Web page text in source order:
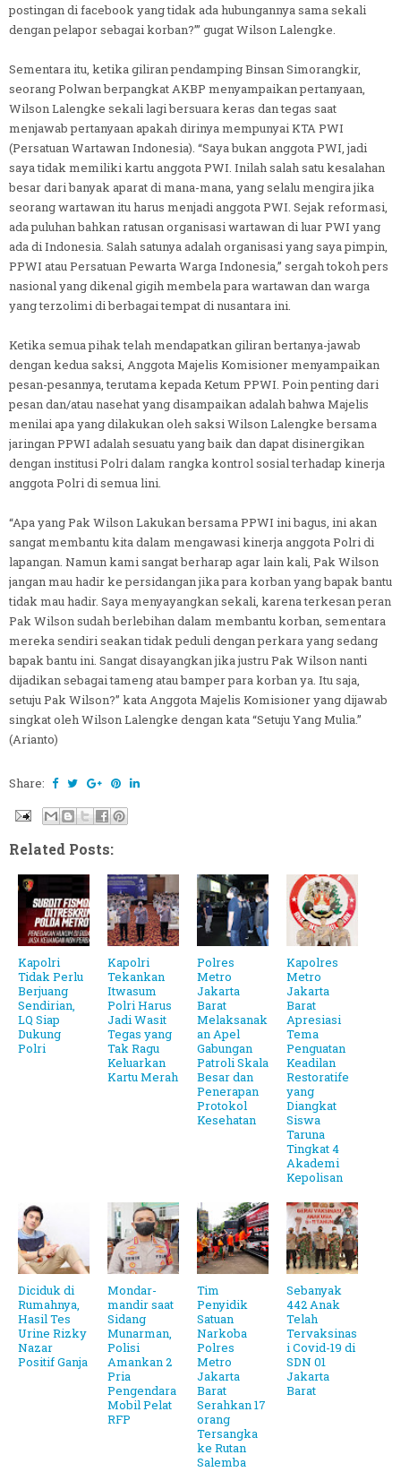
postingan di facebook yang tidak ada hubungannya sama sekali
dengan pelapor sebagai korban?’” gugat Wilson Lalengke.
Sementara itu, ketika giliran pendamping Binsan Simorangkir,
seorang Polwan berpangkat AKBP menyampaikan pertanyaan,
Wilson Lalengke sekali lagi bersuara keras dan tegas saat
menjawab pertanyaan apakah dirinya mempunyai KTA PWI
(Persatuan Wartawan Indonesia). “Saya bukan anggota PWI, jadi
saya tidak memiliki kartu anggota PWI. Inilah salah satu kesalahan
besar dari banyak aparat di mana-mana, yang selalu mengira jika
seorang wartawan itu harus menjadi anggota PWI. Sejak reformasi,
ada puluhan bahkan ratusan organisasi wartawan di luar PWI yang
ada di Indonesia. Salah satunya adalah organisasi yang saya pimpin,
PPWI atau Persatuan Pewarta Warga Indonesia,” sergah tokoh pers
nasional yang dikenal gigih membela para wartawan dan warga
yang terzolimi di berbagai tempat di nusantara ini.
Ketika semua pihak telah mendapatkan giliran bertanya-jawab
dengan kedua saksi, Anggota Majelis Komisioner menyampaikan
pesan-pesannya, terutama kepada Ketum PPWI. Poin penting dari
pesan dan/atau nasehat yang disampaikan adalah bahwa Majelis
menilai apa yang dilakukan oleh saksi Wilson Lalengke bersama
jaringan PPWI adalah sesuatu yang baik dan dapat disinergikan
dengan institusi Polri dalam rangka kontrol sosial terhadap kinerja
anggota Polri di semua lini.
“Apa yang Pak Wilson Lakukan bersama PPWI ini bagus, ini akan
sangat membantu kita dalam mengawasi kinerja anggota Polri di
lapangan. Namun kami sangat berharap agar lain kali, Pak Wilson
jangan mau hadir ke persidangan jika para korban yang bapak bantu
tidak mau hadir. Saya menyayangkan sekali, karena terkesan peran
Pak Wilson sudah berlebihan dalam membantu korban, sementara
mereka sendiri seakan tidak peduli dengan perkara yang sedang
bapak bantu ini. Sangat disayangkan jika justru Pak Wilson nanti
dijadikan sebagai tameng atau bamper para korban ya. Itu saja,
setuju Pak Wilson?” kata Anggota Majelis Komisioner yang dijawab
singkat oleh Wilson Lalengke dengan kata “Setuju Yang Mulia.”
(Arianto)
Share:
Related Posts:
Kapolri
Tidak Perlu
Berjuang
Sendirian,
LQ Siap
Dukung
Polri
Kapolri
Tekankan
Itwasum
Polri Harus
Jadi Wasit
Tegas yang
Tak Ragu
Keluarkan
Kartu Merah
Polres
Metro
Jakarta
Barat
Melaksanak
an Apel
Gabungan
Patroli Skala
Besar dan
Penerapan
Protokol
Kesehatan
Kapolres
Metro
Jakarta
Barat
Apresiasi
Tema
Penguatan
Keadilan
Restoratife
yang
Diangkat
Siswa
Taruna
Tingkat 4
Akademi
Kepolisan
Diciduk di
Rumahnya,
Hasil Tes
Urine Rizky
Nazar
Positif Ganja
Mondar-
mandir saat
Sidang
Munarman,
Polisi
Amankan 2
Pria
Pengendara
Mobil Pelat
RFP
Tim
Penyidik
Satuan
Narkoba
Polres
Metro
Jakarta
Barat
Serahkan 17
orang
Tersangka
ke Rutan
Salemba
Sebanyak
442 Anak
Telah
Tervaksinas
i Covid-19 di
SDN 01
Jakarta
Barat